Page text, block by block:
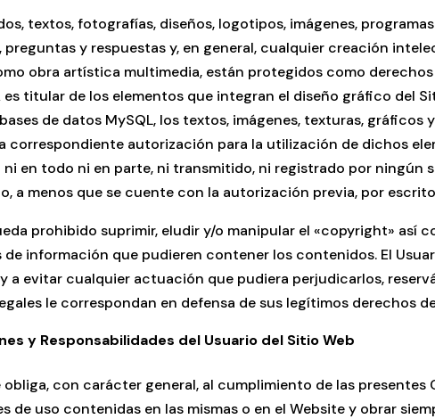
textos, fotografías, diseños, logotipos, imágenes,
preguntas y respuestas y, en general, cualquier creación
obra artística multimedia, están protegidos como
es titular de los elementos que integran el diseño gráfico del
bases de datos MySQL, los textos, imágenes, texturas,
correspondiente autorización para la utilización de dichos
en todo ni en parte, ni transmitido, ni registrado por ningún
a menos que se cuente con la autorización previa, por
prohibido suprimir, eludir y/o manipular el «copyright»
de información que pudieren contener los contenidos. El
a evitar cualquier actuación que pudiera perjudicarlos,
le correspondan en defensa de sus legítimos derechos
y Responsabilidades del Usuario del Sitio Web
obliga, con carácter general, al cumplimiento de las
de uso contenidas en las mismas o en el Website y obrar